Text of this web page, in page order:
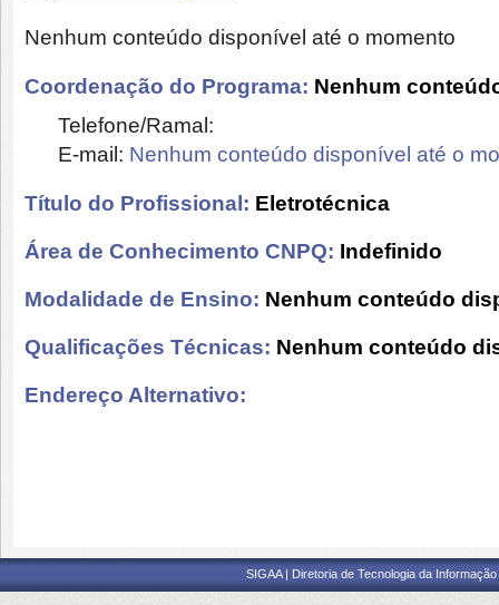
Nenhum conteúdo disponível até o momento
Coordenação do Programa: Nenhum
Telefone/Ramal:
E-mail: Nenhum conteúdo disponível até o
Título do Profissional: Eletrotécnica
Área de Conhecimento CNPQ: Indefinido
Modalidade de Ensino: Nenhum conteúdo
Qualificações Técnicas: Nenhum conteúdo
Endereço Alternativo:
SIGAA | Diretoria de Tecnologia da